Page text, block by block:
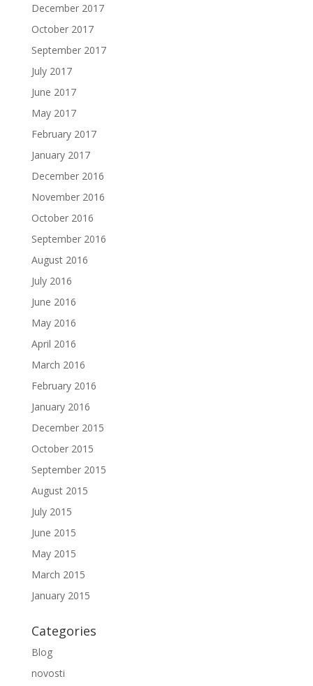
December 2017
October 2017
September 2017
July 2017
June 2017
May 2017
February 2017
January 2017
December 2016
November 2016
October 2016
September 2016
August 2016
July 2016
June 2016
May 2016
April 2016
March 2016
February 2016
January 2016
December 2015
October 2015
September 2015
August 2015
July 2015
June 2015
May 2015
March 2015
January 2015
Categories
Blog
novosti